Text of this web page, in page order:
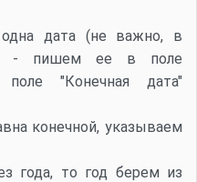
одна дата (не важно, в
- пишем ее в поле
"Конечная дата"
конечной, указываем
года, то год берем из